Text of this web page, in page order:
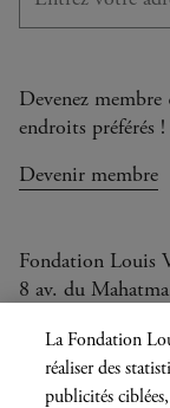
Devenez
endroits préférés !
Devenir membre
Fondation Louis
8 av. du
Ouvert
La Fondation
réaliser des
publicités